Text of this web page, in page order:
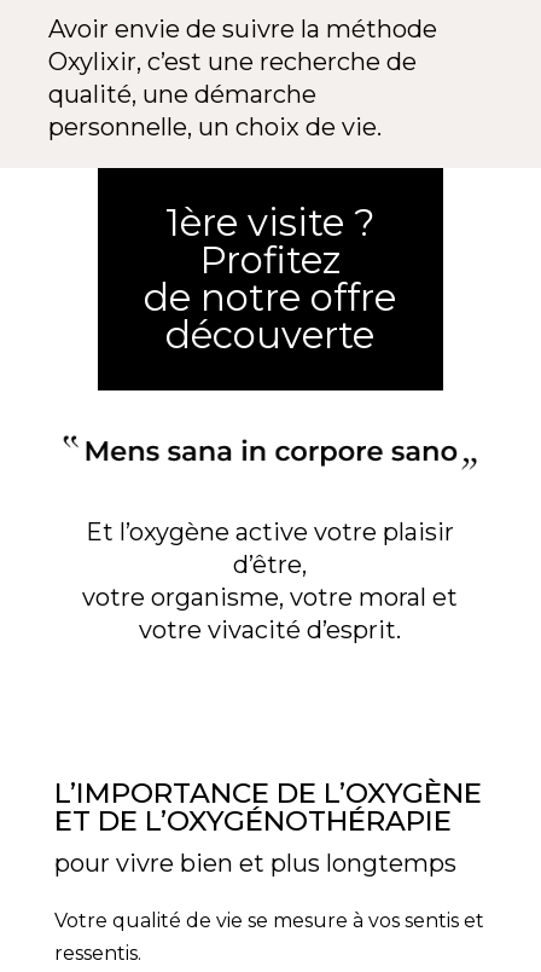
Avoir envie de suivre la méthode
Oxylixir, c’est une recherche de
qualité, une démarche
personnelle, un choix de vie.
1ère visite ?
Profitez
de notre offre
découverte
Et l’oxygène active votre plaisir
d’être,
votre organisme, votre moral et
votre vivacité d’esprit.
L’IMPORTANCE DE L’OXYGÈNE
ET DE L’OXYGÉNOTHÉRAPIE
pour vivre bien et plus longtemps
Votre qualité de vie se mesure à vos sentis et
ressentis.